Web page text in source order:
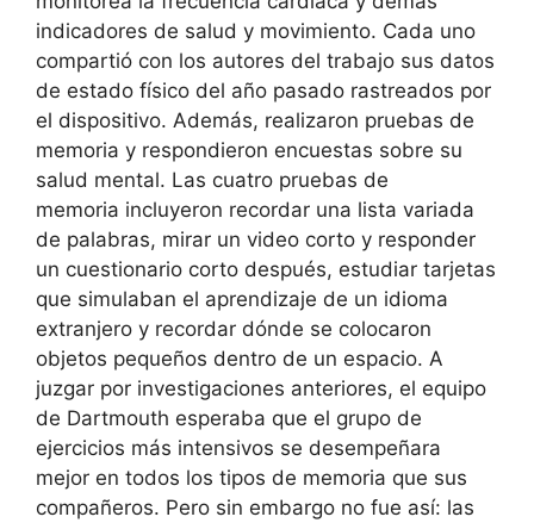
indicadores de salud y movimiento. Cada uno
compartió con los autores del trabajo sus datos
de estado físico del año pasado rastreados por
el dispositivo. Además, realizaron pruebas de
memoria y respondieron encuestas sobre su
salud mental. Las cuatro pruebas de
memoria incluyeron recordar una lista variada
de palabras, mirar un video corto y responder
un cuestionario corto después, estudiar tarjetas
que simulaban el aprendizaje de un idioma
extranjero y recordar dónde se colocaron
objetos pequeños dentro de un espacio. A
juzgar por investigaciones anteriores, el equipo
de Dartmouth esperaba que el grupo de
ejercicios más intensivos se desempeñara
mejor en todos los tipos de memoria que sus
compañeros. Pero sin embargo no fue así: las